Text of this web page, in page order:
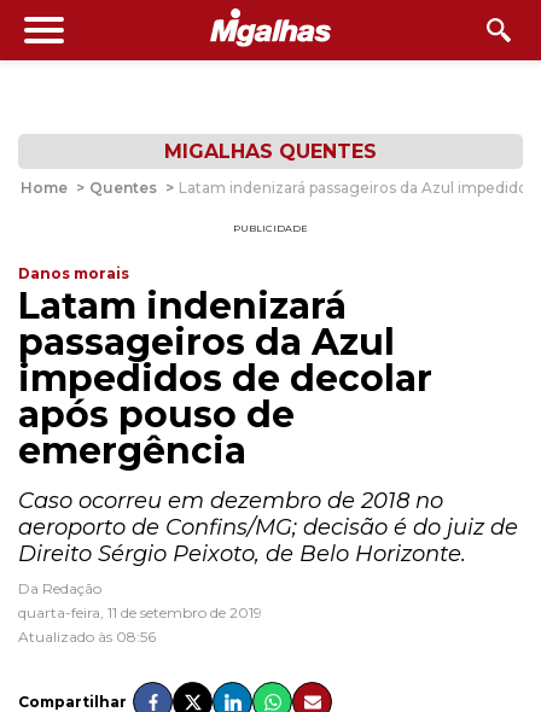
MIGALHAS QUENTES
Home > Quentes > Latam indenizará passageiros da Azul
PUBLICIDADE
Danos morais
Latam indenizará
passageiros da Azul
impedidos de decolar
após pouso de
emergência
Caso ocorreu em dezembro de 2018 no
aeroporto de Confins/MG; decisão é do juiz de
Direito Sérgio Peixoto, de Belo Horizonte.
Da Redação
quarta-feira, 11 de setembro de 2019
Atualizado às 08:56
Compartilhar